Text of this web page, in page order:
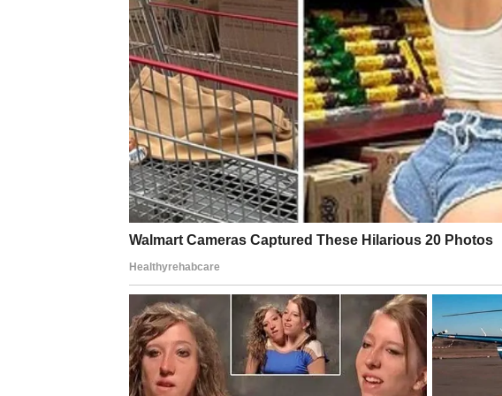
Lav
Mjesec u Blizancima osvjetljava vašu 11. kuću (grupe,
Merkurom u 7. kući (partnerstva) donose prilike kroz
ponudu za projekt preko poznanika. Odličan vikend za
traženje novih klijenata. Vaš šarm radi punom parom – ljudi
izlasci i proslave – Lavovi vole impresionirati pa lako
Postavite limit za izlaske. Najveća zarada dolazi kroz javno
mrežama, video, oglas). Ocjena: 8/10 – sjajan za vidljivost i
Djevica
Mjesec u Blizancima prolazi vašom 10. kućom (karijera,
vladar) i Venerom daju vam jasnoću i praktičnost. Ovo je
sređivanje: pregledajte sve račune, tražite povrate,